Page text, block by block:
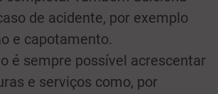
de acidente, por exemplo
e capotamento.
é sempre possível acrescentar
e serviços como, por